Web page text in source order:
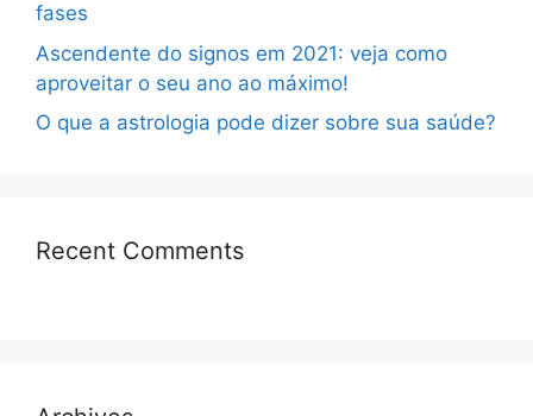
fases
Ascendente do signos em 2021: veja como
aproveitar o seu ano ao máximo!
O que a astrologia pode dizer sobre sua saúde?
Recent Comments